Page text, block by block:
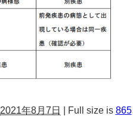
2021年8月7日 Full size is 865